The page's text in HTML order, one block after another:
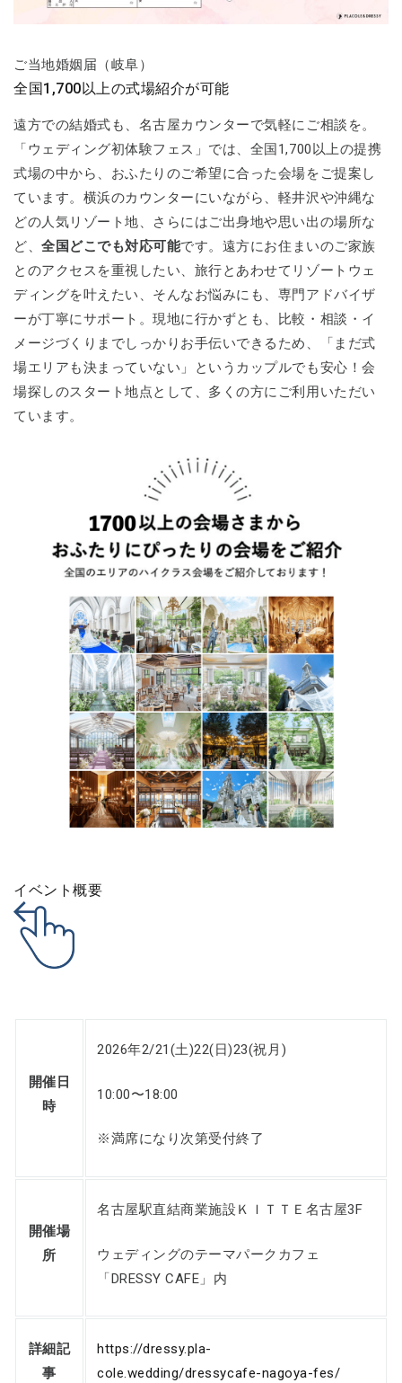
ご当地婚姻届（岐阜）
全国1,700以上の式場紹介が可能
遠方での結婚式も、名古屋カウンターで気軽にご相談を。
「ウェディング初体験フェス」では、全国1,700以上の提携
式場の中から、おふたりのご希望に合った会場をご提案し
ています。横浜のカウンターにいながら、軽井沢や沖縄な
どの人気リゾート地、さらにはご出身地や思い出の場所な
ど、全国どこでも対応可能です。遠方にお住まいのご家族
とのアクセスを重視したい、旅行とあわせてリゾートウェ
ディングを叶えたい、そんなお悩みにも、専門アドバイザ
ーが丁寧にサポート。現地に行かずとも、比較・相談・イ
メージづくりまでしっかりお手伝いできるため、「まだ式
場エリアも決まっていない」というカップルでも安心！会
場探しのスタート地点として、多くの方にご利用いただい
ています。
イベント概要
開催日
時
2026年2/21(土)22(日)23(祝月)
10:00〜18:00
※満席になり次第受付終了
開催場
所
名古屋駅直結商業施設ＫＩＴＴＥ名古屋3F
ウェディングのテーマパークカフェ
「DRESSY CAFE」内
詳細記
事
https://dressy.pla-
cole.wedding/dressycafe-nagoya-fes/